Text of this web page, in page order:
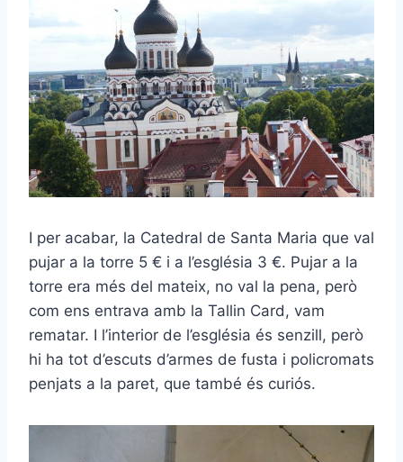
I per acabar, la Catedral de Santa Maria que val
pujar a la torre 5 € i a l’església 3 €. Pujar a la
torre era més del mateix, no val la pena, però
com ens entrava amb la Tallin Card, vam
rematar. I l’interior de l’església és senzill, però
hi ha tot d’escuts d’armes de fusta i policromats
penjats a la paret, que també és curiós.